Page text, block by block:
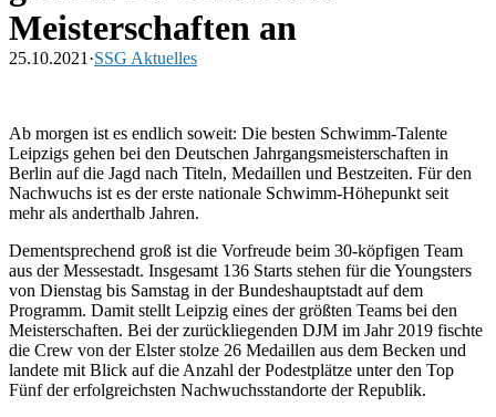
Meisterschaften an
25.10.2021 ·SSG Aktuelles
Ab morgen ist es endlich soweit: Die besten Schwimm-Talente
Leipzigs gehen bei den Deutschen Jahrgangsmeisterschaften in
Berlin auf die Jagd nach Titeln, Medaillen und Bestzeiten. Für den
Nachwuchs ist es der erste nationale Schwimm-Höhepunkt seit
mehr als anderthalb Jahren.
Dementsprechend groß ist die Vorfreude beim 30-köpfigen Team
aus der Messestadt. Insgesamt 136 Starts stehen für die Youngsters
von Dienstag bis Samstag in der Bundeshauptstadt auf dem
Programm. Damit stellt Leipzig eines der größten Teams bei den
Meisterschaften. Bei der zurückliegenden DJM im Jahr 2019 fischte
die Crew von der Elster stolze 26 Medaillen aus dem Becken und
landete mit Blick auf die Anzahl der Podestplätze unter den Top
Fünf der erfolgreichsten Nachwuchsstandorte der Republik.